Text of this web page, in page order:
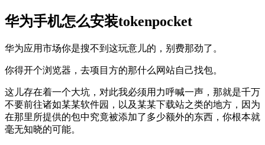
华为手机怎么安装tokenpocket
华为应用市场你是搜不到这玩意儿的，别费那劲了。
你得开个浏览器，去项目方的那什么网站自己找包。
这儿存在着一个大坑，对此我必须用力呼喊一声，那就是千万
不要前往诸如某某软件园，以及某某下载站之类的地方，因为
在那里所提供的包中究竟被添加了多少额外的东西，你根本就
毫无知晓的可能。